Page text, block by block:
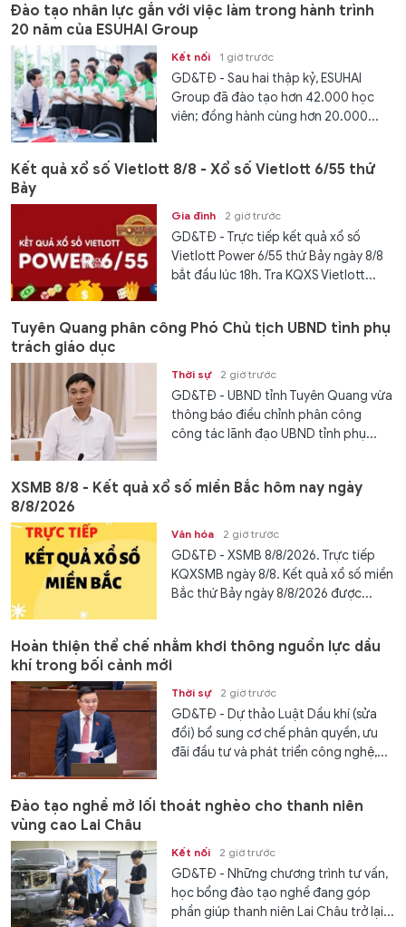
Đào tạo nhân lực gắn với việc làm trong hành trình
20 năm của ESUHAI Group
Kết nối 1 giờ trước
GD&TĐ - Sau hai thập kỷ, ESUHAI
Group đã đào tạo hơn 42.000 học
viên; đồng hành cùng hơn 20.000...
Kết quả xổ số Vietlott 8/8 - Xổ số Vietlott 6/55 thứ
Bảy
Gia đình 2 giờ trước
GD&TĐ - Trực tiếp kết quả xổ số
Vietlott Power 6/55 thứ Bảy ngày 8/8
bắt đầu lúc 18h. Tra KQXS Vietlott...
Tuyên Quang phân công Phó Chủ tịch UBND tỉnh phụ
trách giáo dục
Thời sự 2 giờ trước
GD&TĐ - UBND tỉnh Tuyên Quang vừa
thông báo điều chỉnh phân công
công tác lãnh đạo UBND tỉnh phụ...
XSMB 8/8 - Kết quả xổ số miền Bắc hôm nay ngày
8/8/2026
Văn hóa 2 giờ trước
GD&TĐ - XSMB 8/8/2026. Trực tiếp
KQXSMB ngày 8/8. Kết quả xổ số miền
Bắc thứ Bảy ngày 8/8/2026 được...
Hoàn thiện thể chế nhằm khơi thông nguồn lực dầu
khí trong bối cảnh mới
Thời sự 2 giờ trước
GD&TĐ - Dự thảo Luật Dầu khí (sửa
đổi) bổ sung cơ chế phân quyền, ưu
đãi đầu tư và phát triển công nghệ,...
Đào tạo nghề mở lối thoát nghèo cho thanh niên
vùng cao Lai Châu
Kết nối 2 giờ trước
GD&TĐ - Những chương trình tư vấn,
học bổng đào tạo nghề đang góp
phần giúp thanh niên Lai Châu trở lại...